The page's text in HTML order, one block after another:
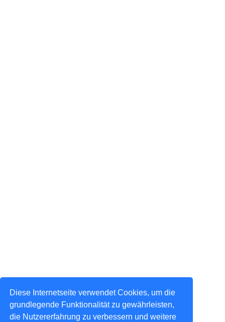
Diese Internetseite verwendet Cookies, um die
grundlegende Funktionalität zu gewährleisten,
die Nutzererfahrung zu verbessern und weitere